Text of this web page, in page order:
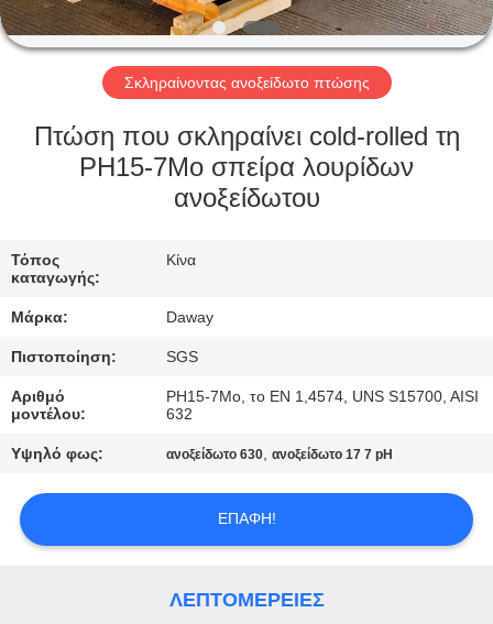
ΠΕΡΊΠΟΥ
ΕΜΕΊΣ
ΓΎΡΟΣ
ΕΡΓΟΣΤΑΣΊΩΝ
ΈΛΕΓΧΟΣ
ΜΑΣ
ΕΛΆΤΕ
ΣΕ
ΕΠΑΦΉ
ΖΗΤΉΣΤΕ
Σκληραίνοντας ανοξείδωτο πτώσης
Πτώση που σκληραίνει cold-rolled τη
PH15-7Mo σπείρα λουρίδων
ανοξείδωτου
Τόπος
καταγωγής:
Κίνα
Μάρκα: Daway
Πιστοποίηση: SGS
Αριθμό
μοντέλου:
PH15-7Mo, το EN 1,4574, UNS S15700, AISI
632
Υψηλό φως: ανοξείδωτο 630,ανοξείδωτο 17 7 pH
ΕΠΑΦΉ!
ΛΕΠΤΟΜΈΡΕΙΕΣ